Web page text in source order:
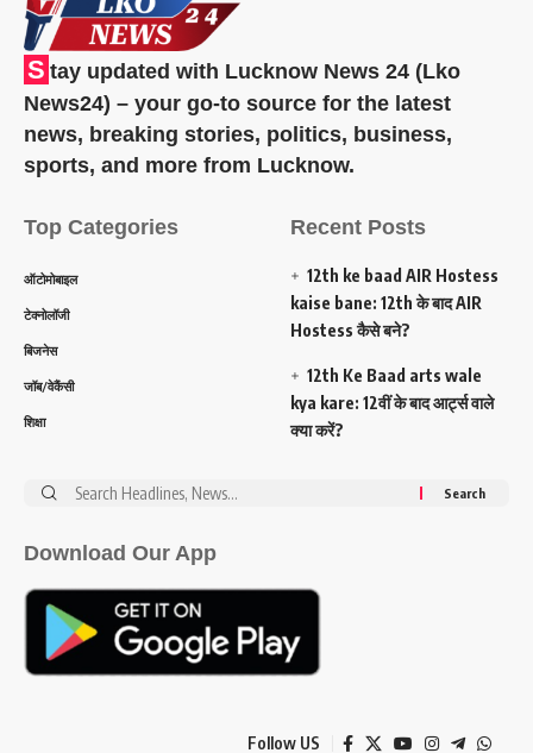
S tay updated with Lucknow News 24 (Lko
News24) – your go-to source for the latest
news, breaking stories, politics, business,
sports, and more from Lucknow.
Top Categories
ऑटोमोबाइल
टेक्नोलॉजी
बिजनेस
जॉब/वेकैंसी
शिक्षा
Recent Posts
12th ke baad AIR Hostess
kaise bane: 12th के बाद AIR
Hostess कैसे बने?
12th Ke Baad arts wale
kya kare: 12वीं के बाद आर्ट्स वाले
क्या करें?
Search
Download Our App
Follow US